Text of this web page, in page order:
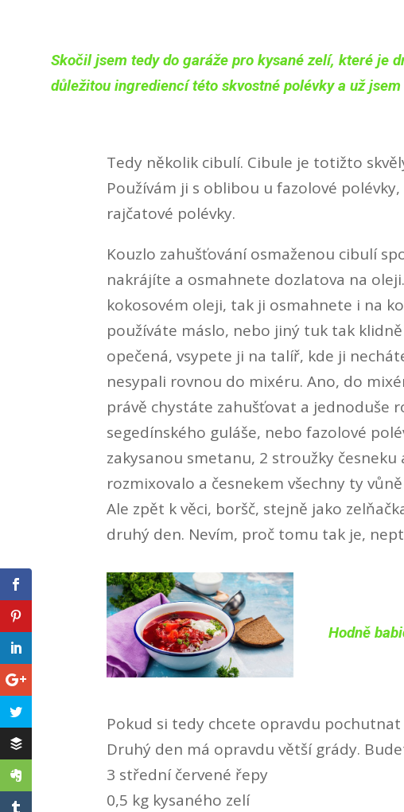
Skočil jsem tedy do garáže pro kysané zelí, které je
důležitou ingrediencí této skvostné polévky a už
Tedy několik cibulí. Cibule je totižto
Používám ji s oblibou u fazolové
rajčatové polévky.
Kouzlo zahušťování osmaženou cibulí
nakrájíte a osmahnete dozlatova na
kokosovém oleji, tak ji osmahnete i na
používáte máslo, nebo jiný tuk tak
opečená, vsypete ji na talíř, kde ji
nesypali rovnou do mixéru. Ano, do
právě chystáte zahušťovat a jednoduše
segedínského guláše, nebo fazolové
zakysanou smetanu, 2 stroužky
rozmixovalo a česnekem všechny ty
Ale zpět k věci, boršč, stejně jako
druhý den. Nevím, proč tomu tak je,
Hodně
Pokud si tedy chcete opravdu
Druhý den má opravdu větší grády.
3 střední červené řepy
0,5 kg kysaného zelí